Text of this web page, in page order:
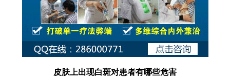
皮肤上出现白斑对患者有哪些危害